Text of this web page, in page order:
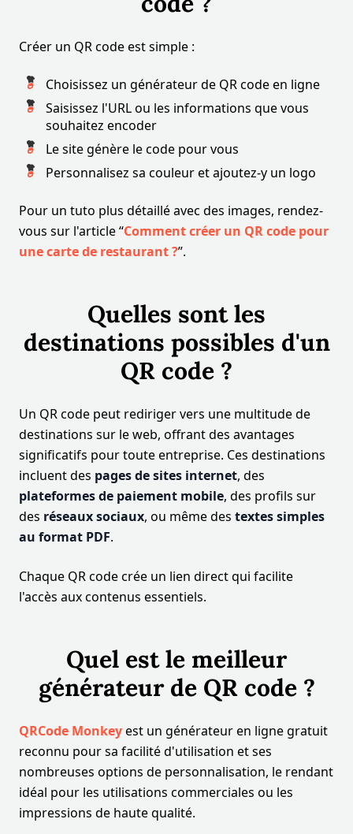
Créer un QR code est simple :
Choisissez un générateur de QR code en ligne
Saisissez l'URL ou les informations que vous
souhaitez encoder
Le site génère le code pour vous
Personnalisez sa couleur et ajoutez-y un logo
Pour un tuto plus détaillé avec des images, rendez-
vous sur l'article “Comment créer un QR code pour
une carte de restaurant ?”.
Quelles sont les
destinations possibles d'un
QR code ?
Un QR code peut rediriger vers une multitude de
destinations sur le web, offrant des avantages
significatifs pour toute entreprise. Ces destinations
incluent des pages de sites internet, des
plateformes de paiement mobile, des profils sur
des réseaux sociaux, ou même des textes simples
au format PDF.
Chaque QR code crée un lien direct qui facilite
l'accès aux contenus essentiels.
Quel est le meilleur
générateur de QR code ?
QRCode Monkeyest un générateur en ligne gratuit
reconnu pour sa facilité d'utilisation et ses
nombreuses options de personnalisation, le rendant
idéal pour les utilisations commerciales ou les
impressions de haute qualité.